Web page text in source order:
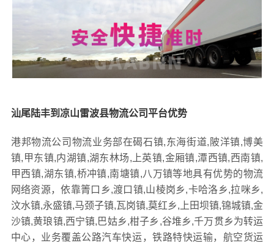
汕尾陆丰到凉山雷波县物流公司平台优势
港邦物流公司物流业务部在碣石镇,东海街道,陂洋镇,博美
镇,甲东镇,内湖镇,湖东林场,上英镇,金厢镇,潭西镇,西南镇,
甲西镇,湖东镇,桥冲镇,南塘镇,八万镇等地具有优势的物流
网络资源，依靠箐口乡,渡口镇,山棱岗乡,卡哈洛乡,拉咪乡,
汶水镇,永盛镇,马颈子镇,瓦岗镇,莫红乡,上田坝镇,锦城镇,金
沙镇,黄琅镇,西宁镇,巴姑乡,柑子乡,谷堆乡,千万贯乡为转运
中心，业务覆盖公路汽车快运，铁路特快运输，航空货运